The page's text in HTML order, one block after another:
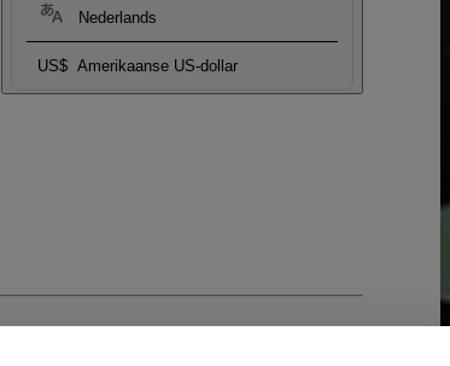
Nederlands
US$ Amerikaanse US-dollar